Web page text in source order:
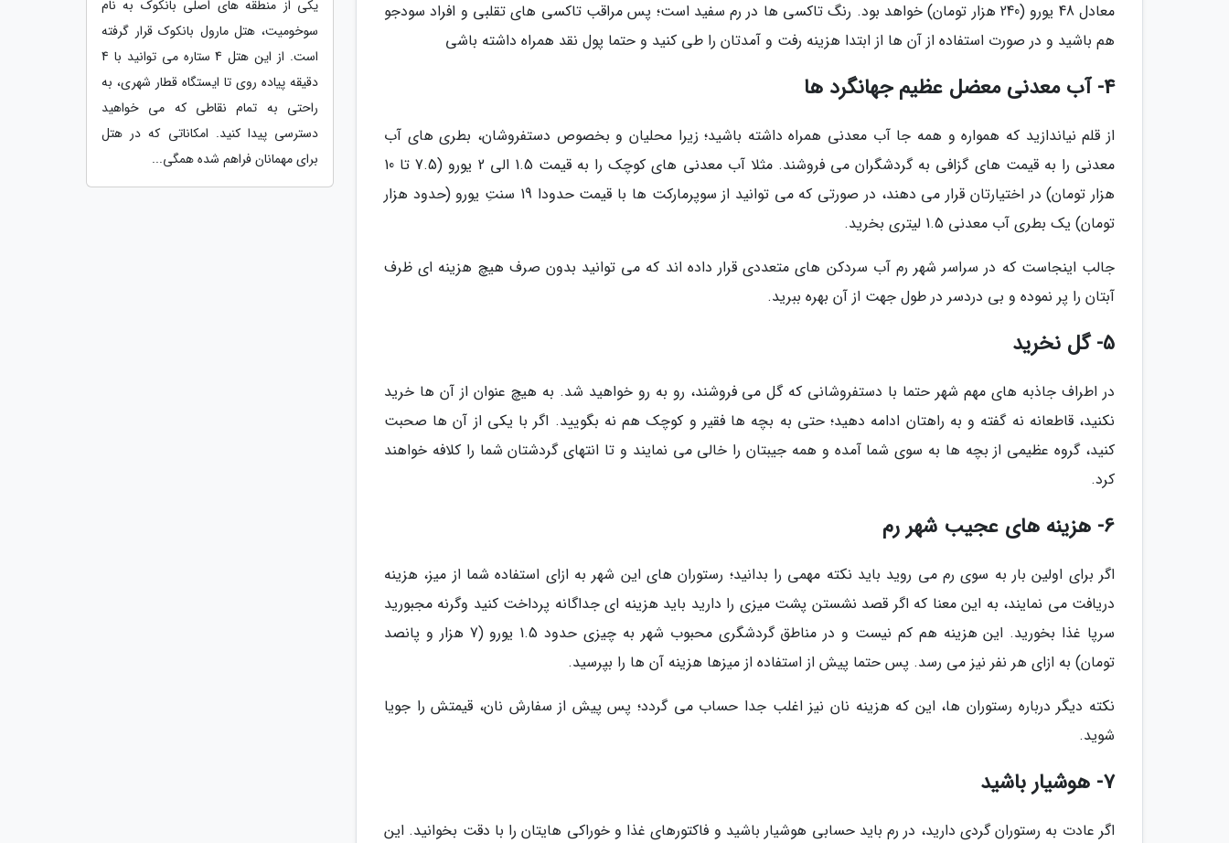
معادل 48 یورو (240 هزار تومان) خواهد بود. رنگ تاکسی ها در رم سفید است؛ پس مراقب تاکسی های تقلبی و افراد سودجو
هم باشید و در صورت استفاده از آن ها از ابتدا هزینه رفت و آمدتان را طی کنید و حتما پول نقد همراه داشته باشی
4- آب معدنی معضل عظیم جهانگرد ها
از قلم نیاندازید که همواره و همه جا آب معدنی همراه داشته باشید؛ زیرا محلیان و بخصوص دستفروشان، بطری های آب
معدنی را به قیمت های گزافی به گردشگران می فروشند. مثلا آب معدنی های کوچک را به قیمت 1.5 الی 2 یورو (7.5 تا 10
هزار تومان) در اختیارتان قرار می دهند، در صورتی که می توانید از سوپرمارکت ها با قیمت حدودا 19 سنتِ یورو (حدود هزار
تومان) یک بطری آب معدنی 1.5 لیتری بخرید.
جالب اینجاست که در سراسر شهر رم آب سردکن های متعددی قرار داده اند که می توانید بدون صرف هیچ هزینه ای ظرف
آبتان را پر نموده و بی دردسر در طول جهت از آن بهره ببرید.
5- گل نخرید
در اطراف جاذبه های مهم شهر حتما با دستفروشانی که گل می فروشند، رو به رو خواهید شد. به هیچ عنوان از آن ها خرید
نکنید، قاطعانه نه گفته و به راهتان ادامه دهید؛ حتی به بچه ها فقیر و کوچک هم نه بگویید. اگر با یکی از آن ها صحبت
کنید، گروه عظیمی از بچه ها به سوی شما آمده و همه جیبتان را خالی می نمایند و تا انتهای گردشتان شما را کلافه خواهند
کرد.
6- هزینه های عجیب شهر رم
اگر برای اولین بار به سوی رم می روید باید نکته مهمی را بدانید؛ رستوران های این شهر به ازای استفاده شما از میز، هزینه
دریافت می نمایند، به این معنا که اگر قصد نشستن پشت میزی را دارید باید هزینه ای جداگانه پرداخت کنید وگرنه مجبورید
سرپا غذا بخورید. این هزینه هم کم نیست و در مناطق گردشگری محبوب شهر به چیزی حدود 1.5 یورو (7 هزار و پانصد
تومان) به ازای هر نفر نیز می رسد. پس حتما پیش از استفاده از میزها هزینه آن ها را بپرسید.
نکته دیگر درباره رستوران ها، این که هزینه نان نیز اغلب جدا حساب می گردد؛ پس پیش از سفارش نان، قیمتش را جویا
شوید.
7- هوشیار باشید
اگر عادت به رستوران گردی دارید، در رم باید حسابی هوشیار باشید و فاکتورهای غذا و خوراکی هایتان را با دقت بخوانید. این
یکی از منطقه های اصلی بانکوک به نام
سوخومیت، هتل مارول بانکوک قرار گرفته
است. از این هتل 4 ستاره می توانید با 4
دقیقه پیاده روی تا ایستگاه قطار شهری، به
راحتی به تمام نقاطی که می خواهید
دسترسی پیدا کنید. امکاناتی که در هتل
برای مهمانان فراهم شده همگی...